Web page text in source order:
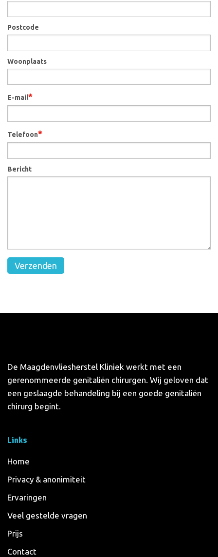
Postcode
Woonplaats
E-mail*
Telefoon*
Bericht
Verzenden
De Maagdenvliesherstel Kliniek werkt met een
gerenommeerde genitaliën chirurgen. Wij geloven dat
een geslaagde behandeling bij een goede genitaliën
chirurg begint.
Links
Home
Privacy & anonimiteit
Ervaringen
Veel gestelde vragen
Prijs
Contact